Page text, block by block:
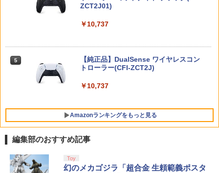
版 [BEE-P-AB55A NSW2 シュタインズ
龍の国 ルーンファクトリー Nintendo S
グルの竜と時をぬすむ少女 レベルファイ
ブ(20250522)
●【中古】 クレールオブスキュール：エ
クスペディション33 PS5 【CERO Z(18
才以上対象)】
加パック個人プラン12か月（365日間）
イントまでご利用可
ズVOL.1 Lite [イーグレットツー ミニ用
￥6,580
リーズ ブルーレイ 全話 Steins Gate : T
he Complete Series STEINS;GATE シ
全話 廉価版 日本語 英語 正規品 シュタイ
￥5,500
ンラインコード版
ZCT2J01)
￥10,737
5
【純正品】DualSense ワイヤレスコン
トローラー(CFI-ZCT2J)
￥10,737
Amazonランキングをもっと見る
1
ラー + USB-C® ケーブル
1
窩座再来 通常版 [Blu-ray]
編集部のおすすめ記事
Toy
幻のメカゴジラ「超合金 生頼範義ポスタ